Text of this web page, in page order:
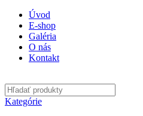
Úvod
E-shop
Galéria
O nás
Kontakt
Kategórie